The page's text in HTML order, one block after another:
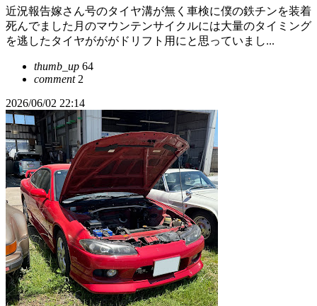
近況報告嫁さん号のタイヤ溝が無く車検に僕の鉄チンを装着
死んでました月のマウンテンサイクルには大量のタイミング
を逃したタイヤがががドリフト用にと思っていまし...
thumb_up 64
comment2
2026/06/02 22:14